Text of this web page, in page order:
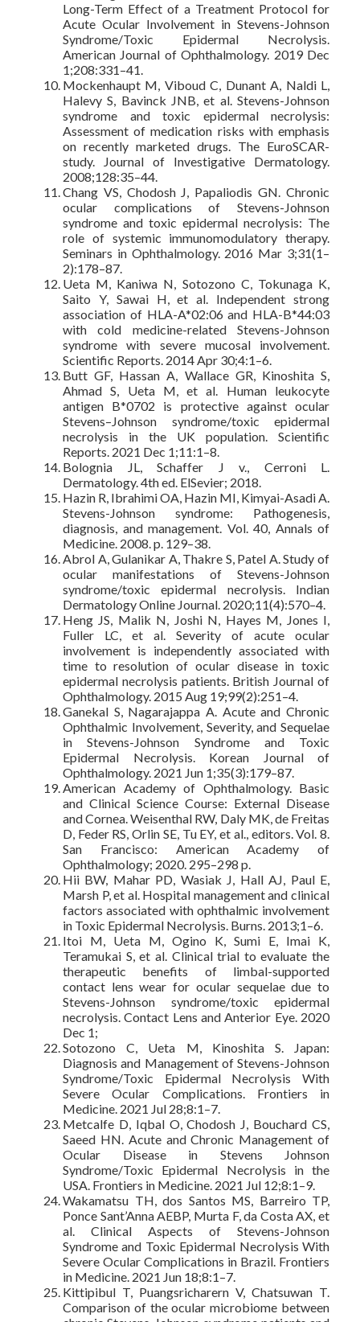
Long-Term Effect of a Treatment Protocol for
Acute Ocular Involvement in Stevens-Johnson
Syndrome/Toxic Epidermal Necrolysis.
American Journal of Ophthalmology. 2019 Dec
1;208:331–41.
Mockenhaupt M, Viboud C, Dunant A, Naldi L,
Halevy S, Bavinck JNB, et al. Stevens-Johnson
syndrome and toxic epidermal necrolysis:
Assessment of medication risks with emphasis
on recently marketed drugs. The EuroSCAR-
study. Journal of Investigative Dermatology.
2008;128:35–44.
Chang VS, Chodosh J, Papaliodis GN. Chronic
ocular complications of Stevens-Johnson
syndrome and toxic epidermal necrolysis: The
role of systemic immunomodulatory therapy.
Seminars in Ophthalmology. 2016 Mar 3;31(1–
2):178–87.
Ueta M, Kaniwa N, Sotozono C, Tokunaga K,
Saito Y, Sawai H, et al. Independent strong
association of HLA-A*02:06 and HLA-B*44:03
with cold medicine-related Stevens-Johnson
syndrome with severe mucosal involvement.
Scientific Reports. 2014 Apr 30;4:1–6.
Butt GF, Hassan A, Wallace GR, Kinoshita S,
Ahmad S, Ueta M, et al. Human leukocyte
antigen B*0702 is protective against ocular
Stevens–Johnson syndrome/toxic epidermal
necrolysis in the UK population. Scientific
Reports. 2021 Dec 1;11:1–8.
Bolognia JL, Schaffer J v., Cerroni L.
Dermatology. 4th ed. ElSevier; 2018.
Hazin R, Ibrahimi OA, Hazin MI, Kimyai-Asadi A.
Stevens-Johnson syndrome: Pathogenesis,
diagnosis, and management. Vol. 40, Annals of
Medicine. 2008. p. 129–38.
Abrol A, Gulanikar A, Thakre S, Patel A. Study of
ocular manifestations of Stevens-Johnson
syndrome/toxic epidermal necrolysis. Indian
Dermatology Online Journal. 2020;11(4):570–4.
Heng JS, Malik N, Joshi N, Hayes M, Jones I,
Fuller LC, et al. Severity of acute ocular
involvement is independently associated with
time to resolution of ocular disease in toxic
epidermal necrolysis patients. British Journal of
Ophthalmology. 2015 Aug 19;99(2):251–4.
Ganekal S, Nagarajappa A. Acute and Chronic
Ophthalmic Involvement, Severity, and Sequelae
in Stevens-Johnson Syndrome and Toxic
Epidermal Necrolysis. Korean Journal of
Ophthalmology. 2021 Jun 1;35(3):179–87.
American Academy of Ophthalmology. Basic
and Clinical Science Course: External Disease
and Cornea. Weisenthal RW, Daly MK, de Freitas
D, Feder RS, Orlin SE, Tu EY, et al., editors. Vol. 8.
San Francisco: American Academy of
Ophthalmology; 2020. 295–298 p.
Hii BW, Mahar PD, Wasiak J, Hall AJ, Paul E,
Marsh P, et al. Hospital management and clinical
factors associated with ophthalmic involvement
in Toxic Epidermal Necrolysis. Burns. 2013;1–6.
Itoi M, Ueta M, Ogino K, Sumi E, Imai K,
Teramukai S, et al. Clinical trial to evaluate the
therapeutic benefits of limbal-supported
contact lens wear for ocular sequelae due to
Stevens-Johnson syndrome/toxic epidermal
necrolysis. Contact Lens and Anterior Eye. 2020
Dec 1;
Sotozono C, Ueta M, Kinoshita S. Japan:
Diagnosis and Management of Stevens-Johnson
Syndrome/Toxic Epidermal Necrolysis With
Severe Ocular Complications. Frontiers in
Medicine. 2021 Jul 28;8:1–7.
Metcalfe D, Iqbal O, Chodosh J, Bouchard CS,
Saeed HN. Acute and Chronic Management of
Ocular Disease in Stevens Johnson
Syndrome/Toxic Epidermal Necrolysis in the
USA. Frontiers in Medicine. 2021 Jul 12;8:1–9.
Wakamatsu TH, dos Santos MS, Barreiro TP,
Ponce Sant’Anna AEBP, Murta F, da Costa AX, et
al. Clinical Aspects of Stevens-Johnson
Syndrome and Toxic Epidermal Necrolysis With
Severe Ocular Complications in Brazil. Frontiers
in Medicine. 2021 Jun 18;8:1–7.
Kittipibul T, Puangsricharern V, Chatsuwan T.
Comparison of the ocular microbiome between